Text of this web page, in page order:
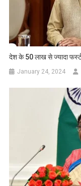
देश के 50 लाख से ज्यादा फर्स्ट
January 24, 2024